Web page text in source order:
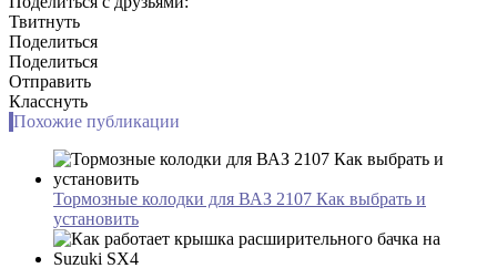
Твитнуть
Поделиться
Поделиться
Отправить
Класснуть
Похожие публикации
Тормозные колодки для ВАЗ 2107 Как выбрать и
установить